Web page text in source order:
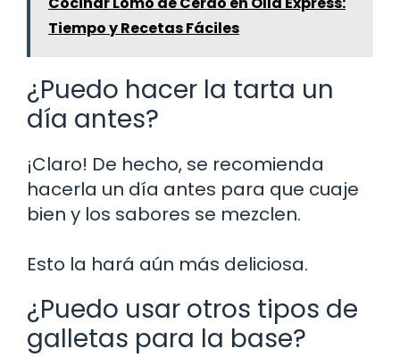
Tiempo y Recetas Fáciles
¿Puedo hacer la tarta un
día antes?
¡Claro! De hecho, se recomienda
hacerla un día antes para que cuaje
bien y los sabores se mezclen.
Esto la hará aún más deliciosa.
¿Puedo usar otros tipos de
galletas para la base?